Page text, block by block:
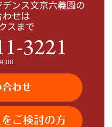
デンス文京六義園の
せは
スまで